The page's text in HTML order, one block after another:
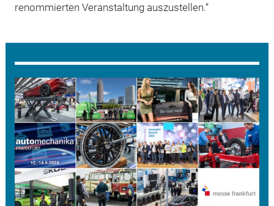
renommierten Veranstaltung auszustellen.“